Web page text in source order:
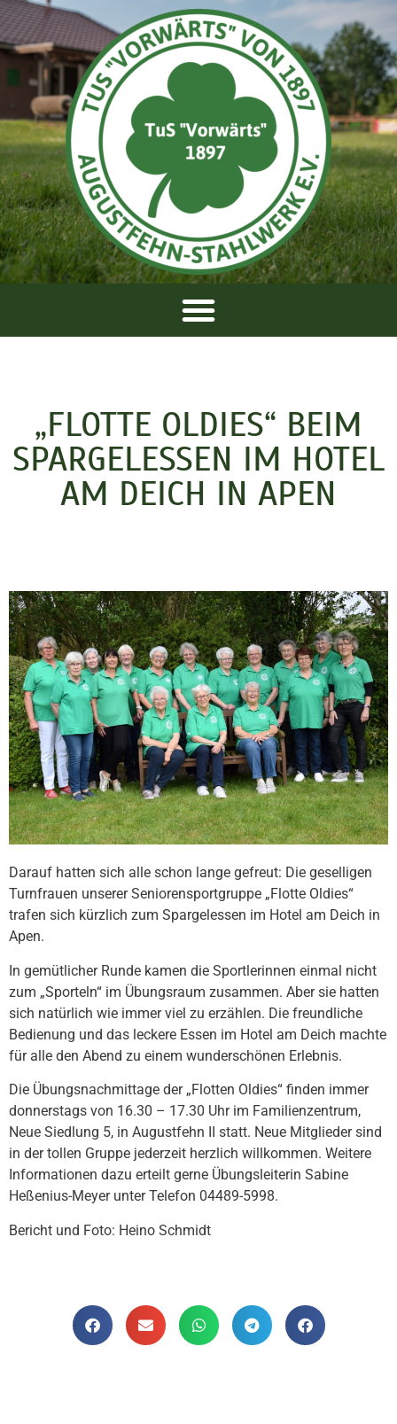
„FLOTTE OLDIES“ BEIM
SPARGELESSEN IM HOTEL
AM DEICH IN APEN
Darauf hatten sich alle schon lange gefreut: Die geselligen
Turnfrauen unserer Seniorensportgruppe „Flotte Oldies“
trafen sich kürzlich zum Spargelessen im Hotel am Deich in
Apen.
In gemütlicher Runde kamen die Sportlerinnen einmal nicht
zum „Sporteln“ im Übungsraum zusammen. Aber sie hatten
sich natürlich wie immer viel zu erzählen. Die freundliche
Bedienung und das leckere Essen im Hotel am Deich machte
für alle den Abend zu einem wunderschönen Erlebnis.
Die Übungsnachmittage der „Flotten Oldies“ finden immer
donnerstags von 16.30 – 17.30 Uhr im Familienzentrum,
Neue Siedlung 5, in Augustfehn II statt. Neue Mitglieder sind
in der tollen Gruppe jederzeit herzlich willkommen. Weitere
Informationen dazu erteilt gerne Übungsleiterin Sabine
Heßenius-Meyer unter Telefon 04489-5998.
Bericht und Foto: Heino Schmidt